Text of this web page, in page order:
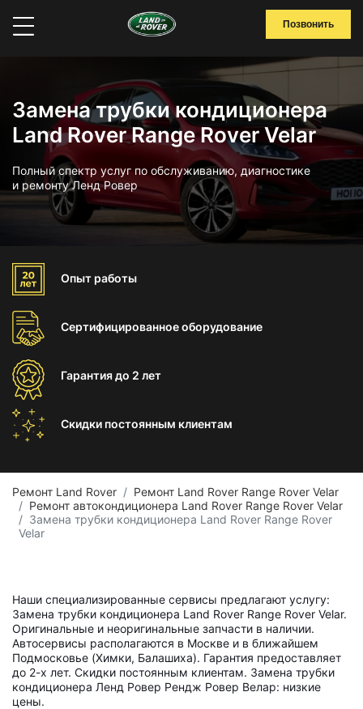
Позвонить
Замена трубки кондиционера
Land Rover Range Rover Velar
Полный спектр услуг по обслуживанию, диагностике
и ремонту Ленд Ровер
Опыт работы
Сертифицированноеоборудование
Гарантиядо 2 лет
Скидки постоянным клиентам
Ремонт Land Rover
Ремонт Land Rover Range Rover Velar
Ремонт автокондиционера Land Rover Range Rover Velar
Замена трубки кондиционера Land Rover Range Rover
Velar
Наши специализированные сервисы предлагают услугу:
Замена трубки кондиционера Land Rover Range Rover Velar.
Оригинальные и неоригинальные запчасти в наличии.
Автосервисы располагаются в Москве и в ближайшем
Подмосковье (Химки, Балашиха). Гарантия предоставляет
до 2-х лет. Скидки постоянным клиентам. Замена трубки
кондиционера Ленд Ровер Рендж Ровер Велар: низкие
цены.